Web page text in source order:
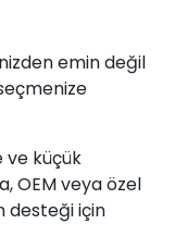
emin değil
ve küçük
OEM veya özel
desteği için